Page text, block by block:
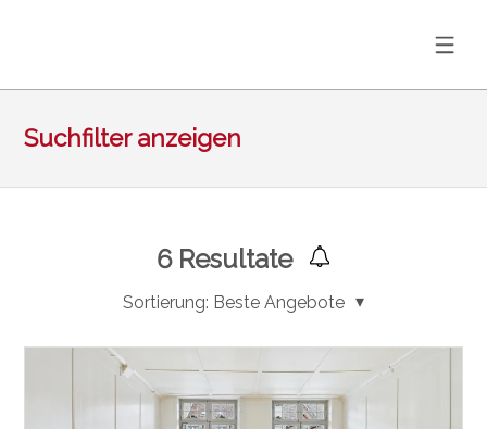
Suchfilter anzeigen
6Resultate
Sortierung: Beste Angebote